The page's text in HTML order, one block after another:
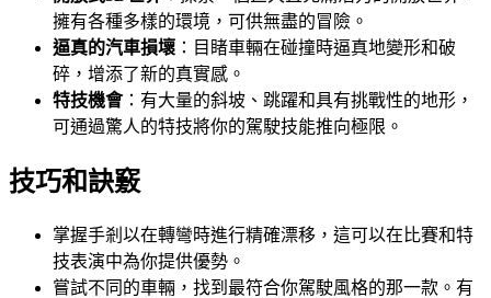
擁有各種多樣的環境，可供無盡的冒險。
逼真的汽車損壞 ：目睹車輛在碰撞時逼真地變形和破
碎，增添了新的真實感。
特技機會：有大量的斜坡、跳躍和具有挑戰性的地形，
可通過驚人的特技將你的駕駛技能推向極限。
技巧和訣竅
掌握手剎以在轉彎時進行精確漂移，這可以在比賽和特
技表演中為你提供優勢。
嘗試不同的車輛，找到最符合你駕駛風格的那一款。有